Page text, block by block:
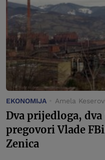
EKONOMIJA Amela
Dva prijedloga,
pregovori Vlade
Zenica